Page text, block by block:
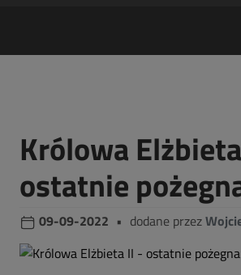
Królowa
ostatnie
09-09-2022 • dodane przez